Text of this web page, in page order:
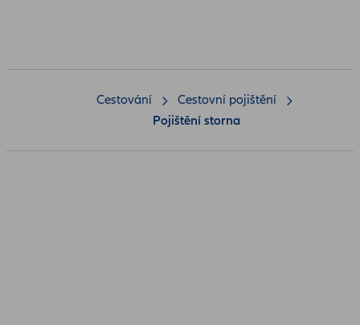
Cestování
Cestovní pojištění
Pojištění storna